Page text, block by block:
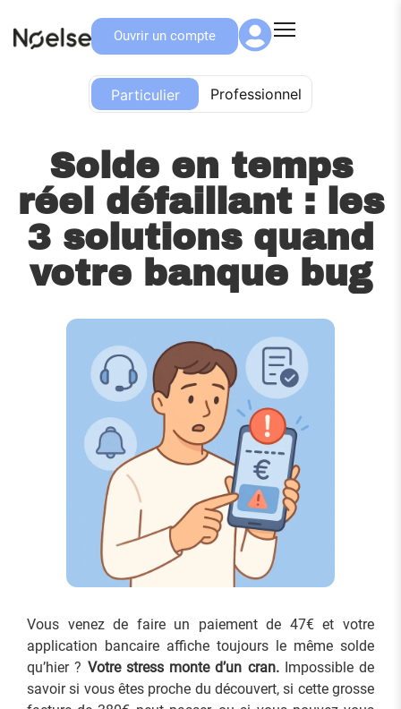
Ouvrir un compte
Particulier Professionnel
Particulier
Solde en temps
réel défaillant : les
3 solutions quand
votre banque bug
Vous venez de faire un paiement de 47€ et votre
application bancaire affiche toujours le même solde
qu’hier ? Votre stress monte d’un cran.Impossible de
savoir si vous êtes proche du découvert, si cette grosse